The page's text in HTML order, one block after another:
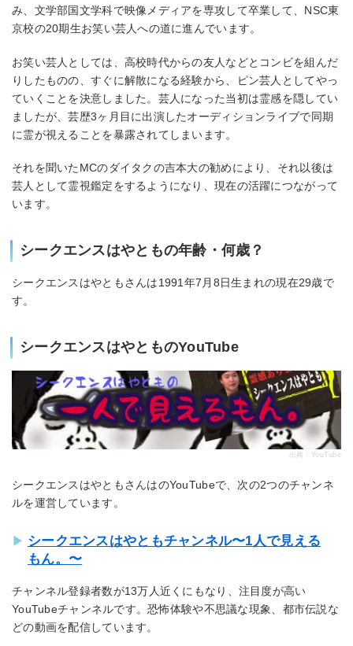
み、文学部国文学科で映像メディアを専攻して卒業して、NSC東
京校の20期生お笑い芸人への道に進んでいます。
お笑い芸人としては、高校時代からの友人などとコンビを組んだ
りしたものの、すぐに解散になる経験から、ピン芸人としてやっ
ていくことを決意しました。芸人になった当初は霊感を隠してい
ましたが、芸歴3ヶ月目に出演したオーディションライブで同期
に霊が視えることを暴露されてしまいます。
それを聞いたMCのダイタクの吉本大の勧めにより、それ以後は
芸人として霊視鑑定をするようになり、現在の活躍につながって
います。
シークエンスはやともの年齢・何歳？
シークエンスはやともさんは1991年7月8日生まれの現在29歳で
す。
シークエンスはやとものYouTube
出典 : YouTube
シークエンスはやともさんはのYouTubeで、次の2つのチャンネ
ルを運営しています。
シークエンスはやともチャンネル〜1人で見える
もん。〜
チャンネル登録者数が13万人近くにもなり、注目度が高い
YouTubeチャンネルです。恐怖体験や不思議な現象、都市伝説な
どの動画を配信しています。